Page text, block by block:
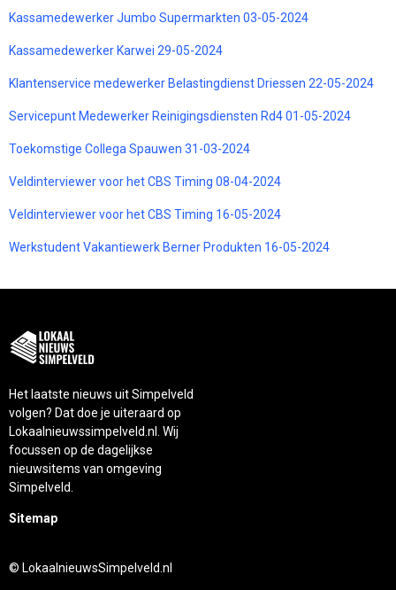
Kassamedewerker Jumbo Supermarkten 03-05-2024
Kassamedewerker Karwei 29-05-2024
Klantenservice medewerker Belastingdienst Driessen 22-05-2024
Servicepunt Medewerker Reinigingsdiensten Rd4 01-05-2024
Toekomstige Collega Spauwen 31-03-2024
Veldinterviewer voor het CBS Timing 08-04-2024
Veldinterviewer voor het CBS Timing 16-05-2024
Werkstudent Vakantiewerk Berner Produkten 16-05-2024
Het laatste nieuws uit Simpelveld
volgen? Dat doe je uiteraard op
Lokaalnieuwssimpelveld.nl. Wij
focussen op de dagelijkse
nieuwsitems van omgeving
Simpelveld.
Sitemap
© LokaalnieuwsSimpelveld.nl